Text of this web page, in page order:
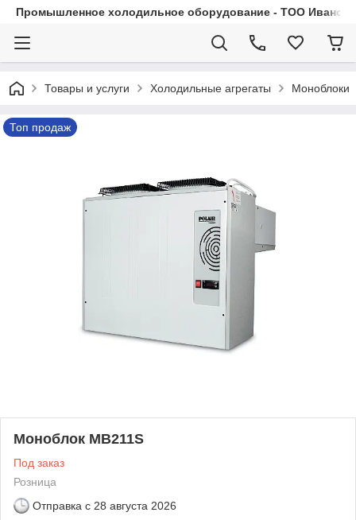
Промышленное холодильное оборудование - ТОО
Товары и услуги Холодильные агрегаты Моноблоки
Топ продаж
Моноблок MB211S
Под заказ
Розница
Отправка с 28 августа 2026